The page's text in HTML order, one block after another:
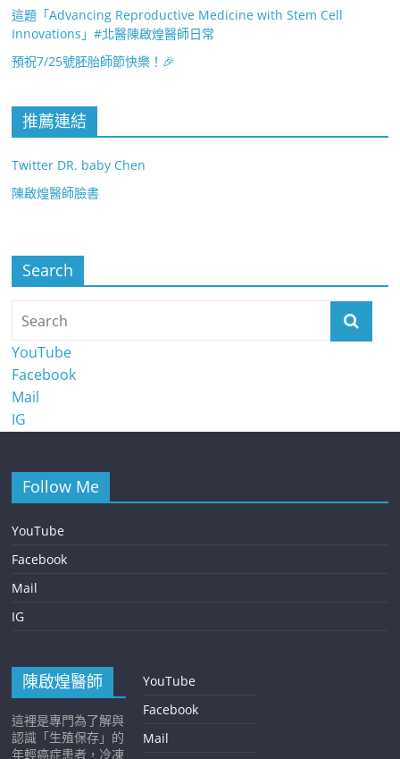
這題「Advancing Reproductive Medicine with Stem Cell
Innovations」#北醫陳啟煌醫師日常
預祝7/25號胚胎師節快樂！🎉
推薦連結
Twitter DR. baby Chen
陳啟煌醫師臉書
Search
YouTube
Facebook
Mail
IG
Follow Me
YouTube
Facebook
Mail
IG
陳啟煌醫師
這裡是專門為了解與
認識「生殖保存」的
年輕癌症患者，冷凍
YouTube
Facebook
Mail